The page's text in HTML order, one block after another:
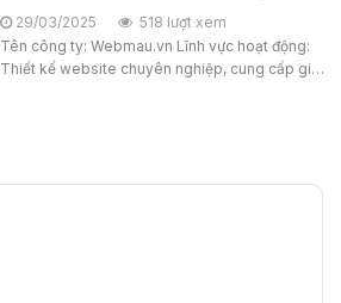
29/03/2025
518 lượt xem
Tên công ty: Webmau.vn Lĩnh vực hoạt động:
Thiết kế website chuyên nghiệp, cung cấp giải